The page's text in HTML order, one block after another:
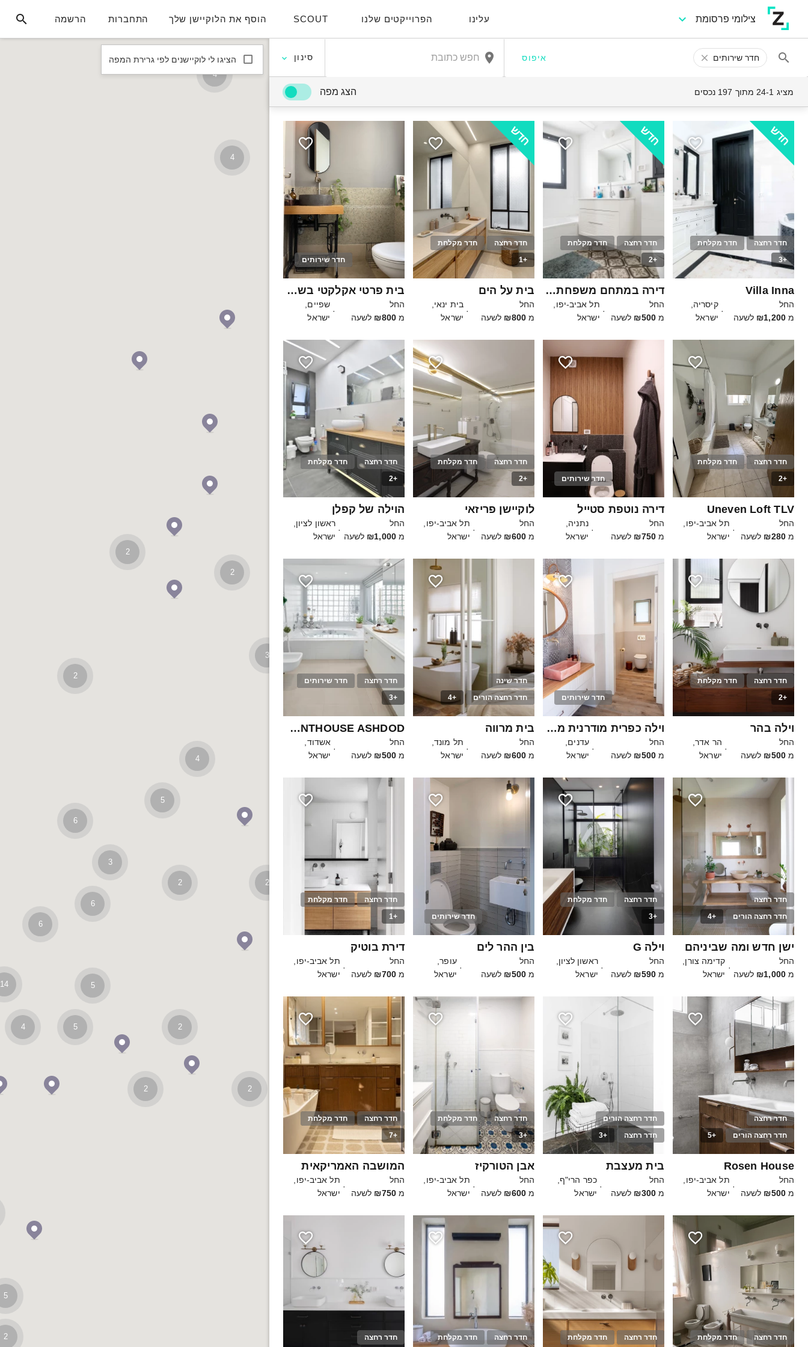
צילומי פרסומת עלינו הפרוייקטים שלנו SCOUT הוסף את הלוקיישן שלך התחברות הרשמה
חדר שירותים איפוס סינון
מציג 24-1 מתוך 197 נכסים הצג מפה
חדר רחצה
חדר מקלחת
+3
חדש
Villa Inna
החל
מ ₪1,200 לשעה
·
קיסריה,
ישראל
חדר רחצה
חדר מקלחת
+2
חדש
10
דירה במתחם משפחתי ברמה גבוהה
החל
מ ₪500 לשעה
·
תל אביב-יפו,
ישראל
חדר רחצה
חדר מקלחת
+1
חדש
50
בית על הים
החל
מ ₪800 לשעה
·
בית ינאי,
ישראל
חדר שירותים
15
בית פרטי אקלקטי בשרון ליד הים
החל
מ ₪800 לשעה
·
שפיים,
ישראל
חדר רחצה
חדר מקלחת
+2
Uneven Loft TLV
החל
מ ₪280 לשעה
·
תל אביב-יפו,
ישראל
חדר שירותים
12
דירה נוטפת סטייל
החל
מ ₪750 לשעה
·
נתניה,
ישראל
חדר רחצה
חדר מקלחת
+2
40
לוקיישן פריזאי
החל
מ ₪600 לשעה
·
תל אביב-יפו,
ישראל
חדר רחצה
חדר מקלחת
+2
50
הוילה של קפלן
החל
מ ₪1,000 לשעה
·
ראשון לציון,
ישראל
חדר רחצה
חדר מקלחת
+2
וילה בהר
החל
מ ₪500 לשעה
·
הר אדר,
ישראל
חדר שירותים
100
וילה כפרית מודרנית מטריפה
החל
מ ₪500 לשעה
·
עדנים,
ישראל
חדר שינה
חדר רחצה הורים
+4
25
בית מרווה
החל
מ ₪600 לשעה
·
תל מונד,
ישראל
חדר רחצה
חדר שירותים
+3
THE SEA VIEW PENTHOUSE ASHDOD
החל
מ ₪500 לשעה
·
אשדוד,
ישראל
חדר רחצה
חדר רחצה הורים
+4
10
ישן חדש ומה שביניהם
החל
מ ₪1,000 לשעה
·
קדימה צורן,
ישראל
חדר רחצה
חדר מקלחת
+3
וילה G
החל
מ ₪590 לשעה
·
ראשון לציון,
ישראל
חדר שירותים
40
בין ההר לים
החל
מ ₪500 לשעה
·
עופר,
ישראל
חדר רחצה
חדר מקלחת
+1
12
דירת בוטיק
החל
מ ₪700 לשעה
·
תל אביב-יפו,
ישראל
חדר רחצה
חדר רחצה הורים
+5
20
Rosen House
החל
מ ₪500 לשעה
·
תל אביב-יפו,
ישראל
חדר רחצה הורים
חדר רחצה
+3
50
בית מעצבת
החל
מ ₪300 לשעה
·
כפר הרי"ף,
ישראל
חדר רחצה
חדר מקלחת
+3
15
אבן הטורקיז
החל
מ ₪600 לשעה
·
תל אביב-יפו,
ישראל
חדר רחצה
חדר מקלחת
+7
10
המושבה האמריקאית
החל
מ ₪750 לשעה
·
תל אביב-יפו,
ישראל
חדר רחצה חדר מקלחת חדר רחצה חדר מקלחת חדר רחצה חדר מקלחת חדר רחצה
6
14
2 2
4
2
5
3
5
3
6
4
2
2
6
2
5
2
2
5
4
2
4
2
הציגו לי לוקיישנים לפי גרירת המפה